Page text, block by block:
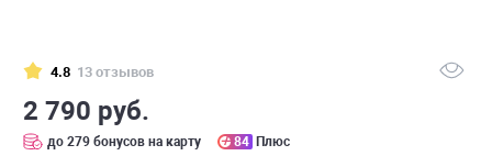
4.8 13 отзывов
2 790 руб.
до 279 бонусов на карту 84 Плюс